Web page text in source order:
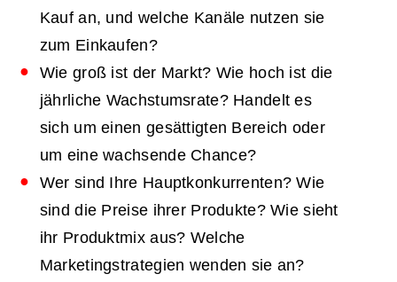
Kauf an, und welche Kanäle nutzen sie
zum Einkaufen?
Wie groß ist der Markt? Wie hoch ist die
jährliche Wachstumsrate? Handelt es
sich um einen gesättigten Bereich oder
um eine wachsende Chance?
Wer sind Ihre Hauptkonkurrenten? Wie
sind die Preise ihrer Produkte? Wie sieht
ihr Produktmix aus? Welche
Marketingstrategien wenden sie an?